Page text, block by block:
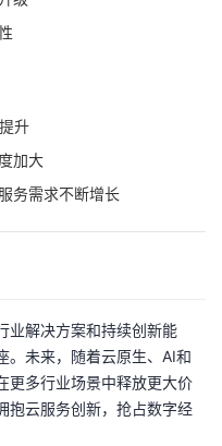
升
加大
务需求不断增长
业解决方案和持续创新能
。未来，随着云原生、AI和
更多行业场景中释放更大价
抱云服务创新，抢占数字经